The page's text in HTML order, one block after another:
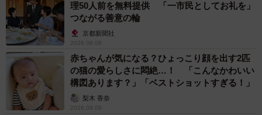
理50人前を無料提供 「一市民としてお礼を」
つながる善意の輪
京都新聞社
2026.08.08
赤ちゃんが気になる？ひょっこり顔を出す2匹
の猫の愛らしさに悶絶…！ 「こんなかわいい
構図あります？」「ベストショットすぎる！」
梨木 香奈
2026.08.08